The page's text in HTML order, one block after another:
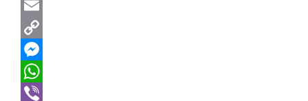
Email
Copy
Link
Messenger
WhatsApp